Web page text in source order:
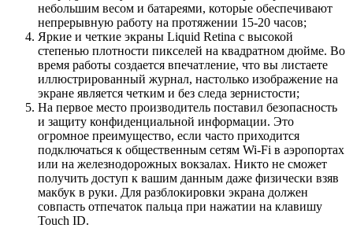
небольшим весом и батареями, которые обеспечивают
непрерывную работу на протяжении 15-20 часов;
Яркие и четкие экраны Liquid Retina с высокой
степенью плотности пикселей на квадратном дюйме. Во
время работы создается впечатление, что вы листаете
иллюстрированный журнал, настолько изображение на
экране является четким и без следа зернистости;
На первое место производитель поставил безопасность
и защиту конфиденциальной информации. Это
огромное преимущество, если часто приходится
подключаться к общественным сетям Wi-Fi в аэропортах
или на железнодорожных вокзалах. Никто не сможет
получить доступ к вашим данным даже физически взяв
макбук в руки. Для разблокировки экрана должен
совпасть отпечаток пальца при нажатии на клавишу
Touch ID.